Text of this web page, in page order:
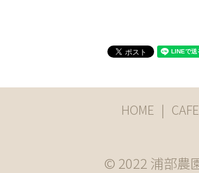
HOME CAFE
© 2022 浦部農